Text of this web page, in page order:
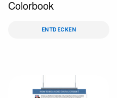
Colorbook
ENTDECKEN